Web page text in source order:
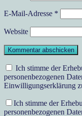
E-Mail-Adresse *
Website
Ich stimme der
personenbezogenen
Einwilligungserklärung
Ich stimme der
personenbezogenen